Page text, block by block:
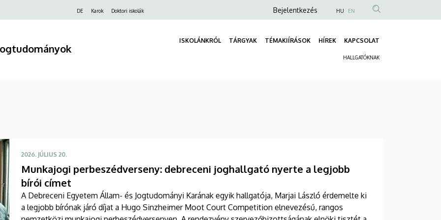
DE Karok Doktori iskolák
Anonim
fiók
Bejelentkezés HU EN
ISKOLÁNKRÓL TÁRGYAK TÉMAKIÍRÁSOK HÍREK KAPCSOLAT
HALLGATÓKNAK
2026. JÚLIUS 20.
Munkajogi perbeszédverseny: debreceni joghallgató nyerte a legjobb
bírói címet
A Debreceni Egyetem Állam- és Jogtudományi Karának egyik hallgatója, Marjai László érdemelte ki
a legjobb bírónak járó díjat a Hugo Sinzheimer Moot Court Competition elnevezésű, rangos